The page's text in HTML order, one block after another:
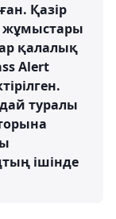
Қазір
жұмыстары
қалалық
Alert
туралы
ішінде